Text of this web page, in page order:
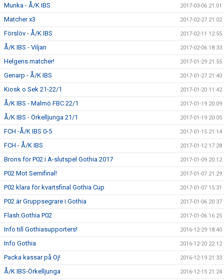
Munka - Å/K IBS 2017-03-06 21:01
Matcher x3 2017-02-27 21:02
Förslöv - Å/K IBS 2017-02-11 12:55
Å/K IBS - Viljan 2017-02-06 18:33
Helgens matcher! 2017-01-29 21:55
Genarp - Å/K IBS 2017-01-27 21:40
Kiosk o Sek 21-22/1 2017-01-20 11:42
Å/K IBS - Malmö FBC 22/1 2017-01-19 20:09
Å/K IBS - Örkelljunga 21/1 2017-01-19 20:05
FCH -Å/K IBS 0-5 2017-01-15 21:14
FCH - Å/K IBS 2017-01-12 17:28
Brons för P02 i A-slutspel Gothia 2017 2017-01-09 20:12
P02 Mot Semifinal! 2017-01-07 21:29
P02 klara för kvartsfinal Gothia Cup 2017-01-07 15:31
P02 är Gruppsegrare i Gothia 2017-01-06 20:37
Flash:Gothia P02 2017-01-06 16:25
Info till Gothiasupporters! 2016-12-29 18:40
Info Gothia 2016-12-20 22:12
Packa kassar på Oj! 2016-12-19 21:33
Å/K IBS-Örkelljunga 2016-12-15 21:24